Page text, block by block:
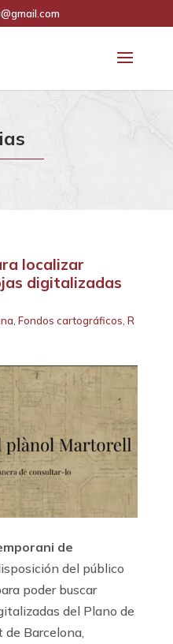
localizar
digitalizadas
Fondos cartográficos R
de
del público
poder buscar
del Plano de
Barcelona,